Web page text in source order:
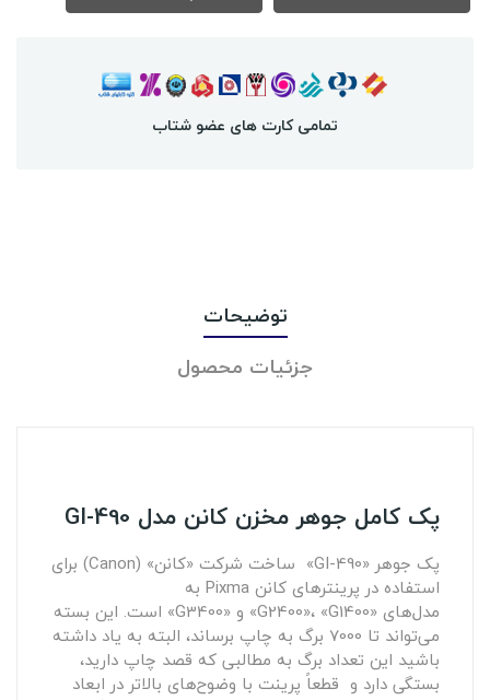
تمامی کارت های عضو شتاب
توضیحات
جزئیات محصول
پک کامل جوهر مخزن کانن مدل GI-490
پک جوهر «GI-490» ساخت شرکت «کانن» (Canon) برای
استفاده در پرینترهای کانن Pixma به
مدل‌های «G2400»، «G1400» و «G3400» است. این بسته
می‌تواند تا 7000 برگ به چاپ برساند، البته به یاد داشته
باشید این تعداد برگ به مطالبی که قصد چاپ دارید،
بستگی دارد و قطعاً پرینت با وضوح‌های بالاتر در ابعاد